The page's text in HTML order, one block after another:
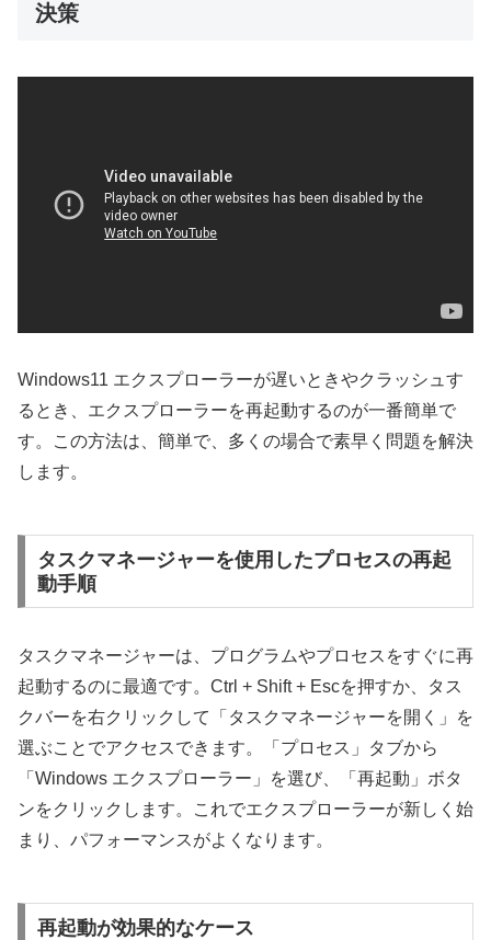
決策
Windows11 エクスプローラーが遅いときやクラッシュす
るとき、エクスプローラーを再起動するのが一番簡単で
す。この方法は、簡単で、多くの場合で素早く問題を解決
します。
タスクマネージャーを使用したプロセスの再起
動手順
タスクマネージャーは、プログラムやプロセスをすぐに再
起動するのに最適です。Ctrl + Shift + Escを押すか、タス
クバーを右クリックして「タスクマネージャーを開く」を
選ぶことでアクセスできます。「プロセス」タブから
「Windows エクスプローラー」を選び、「再起動」ボタ
ンをクリックします。これでエクスプローラーが新しく始
まり、パフォーマンスがよくなります。
再起動が効果的なケース